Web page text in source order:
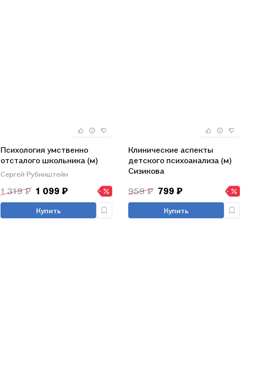
Психология умственно
отсталого школьника (м)
Рубинштейн
Сергей Рубинштейн
1 319 ₽ 1 099 ₽
Купить
Клинические аспекты
детского психоанализа (м)
Сизикова
959 ₽ 799 ₽
Купить